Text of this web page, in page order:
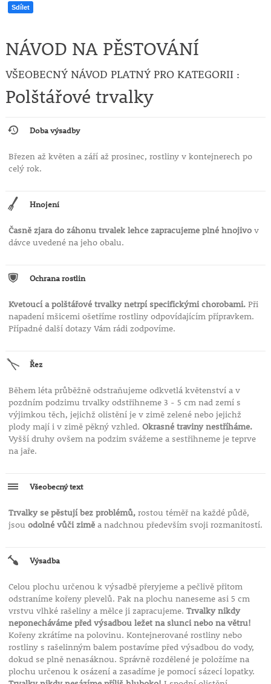
Sdílet
NÁVOD NA PĚSTOVÁNÍ
VŠEOBECNÝ NÁVOD PLATNÝ PRO KATEGORII :
Polštářové trvalky
Doba výsadby
Březen až květen a září až prosinec, rostliny v kontejnerech po
celý rok.
Hnojení
Časně zjara do záhonu trvalek lehce zapracujeme plné hnojivov
dávce uvedené na jeho obalu.
Ochrana rostlin
Kvetoucí a polštářové trvalky netrpí specifickými chorobami.Při
napadení mšicemi ošetříme rostliny odpovídajícím přípravkem.
Případné další dotazy Vám rádi zodpovíme.
Řez
Během léta průběžně odstraňujeme odkvetlá květenství a v
pozdním podzimu trvalky odstřihneme 3 - 5 cm nad zemí s
výjimkou těch, jejichž olistění je v zimě zelené nebo jejichž
plody mají i v zimě pěkný vzhled. Okrasné traviny nestříháme.
Vyšší druhy ovšem na podzim svážeme a sestřihneme je teprve
na jaře.
Všeobecný text
Trvalky se pěstují bez problémů,rostou téměř na každé půdě,
jsou odolné vůči ziměa nadchnou především svoji rozmanitostí.
Výsadba
Celou plochu určenou k výsadbě přeryjeme a pečlivě přitom
odstraníme kořeny plevelů. Pak na plochu naneseme asi 5 cm
vrstvu vlhké rašeliny a mělce ji zapracujeme. Trvalky nikdy
neponecháváme před výsadbou ležet na slunci nebo na větru!
Kořeny zkrátíme na polovinu. Kontejnerované rostliny nebo
rostliny s rašelinným balem postavíme před výsadbou do vody,
dokud se plně nenasáknou. Správně rozdělené je položíme na
plochu určenou k osázení a zasadíme je pomocí sázecí lopatky.